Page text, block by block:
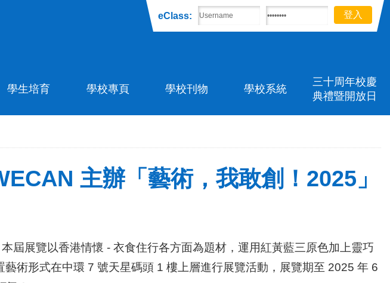
eClass:
學生培育 學校專頁 學校刊物 學校系統
三十周年校慶
典禮暨開放日
主辦「藝術，我敢創！2025」
屆展覽以香港情懷 - 衣食住行各方面為題材，運用紅黃藍三原色加上靈巧
術形式在中環 7 號天星碼頭 1 樓上層進行展覽活動，展覽期至 2025 年 6